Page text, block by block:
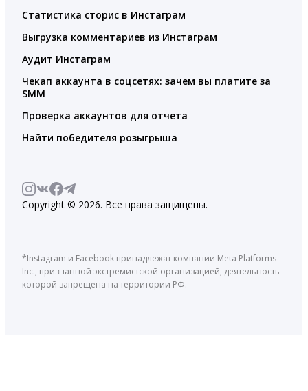
Статистика сторис в Инстаграм
Выгрузка комментариев из Инстаграм
Аудит Инстаграм
Чекап аккаунта в соцсетях: зачем вы платите за
SMM
Проверка аккаунтов для отчета
Найти победителя розыгрыша
Copyright © 2026. Все права защищены.
*Instagram и Facebook принадлежат компании Meta Platforms
Inc., признанной экстремистской организацией, деятельность
которой запрещена на территории РФ.